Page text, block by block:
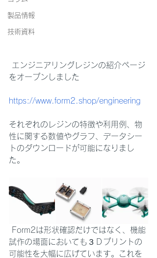
製品情報
技術資料
をオープンしました
https://www.form2.shop/engineering
それぞれのレジンの特徴や利用例、物
性に関する数値やグラフ、データシー
トのダウンロードが可能になりまし
た。
試作の場面においても３Ｄプリントの
可能性を大幅に広げています。これを